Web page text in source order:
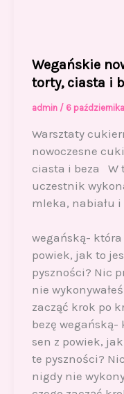
Wegańskie
torty, ciasta i
admin / 6
Warsztaty
nowoczesne
ciasta i beza W
uczestnik
mleka,
Wspólnie
wegańską- która
powiek, jak to
pyszności? Nic
nie
zacząć krok po
bezę wegańską-
sen z powiek,
te pyszności?
nigdy nie